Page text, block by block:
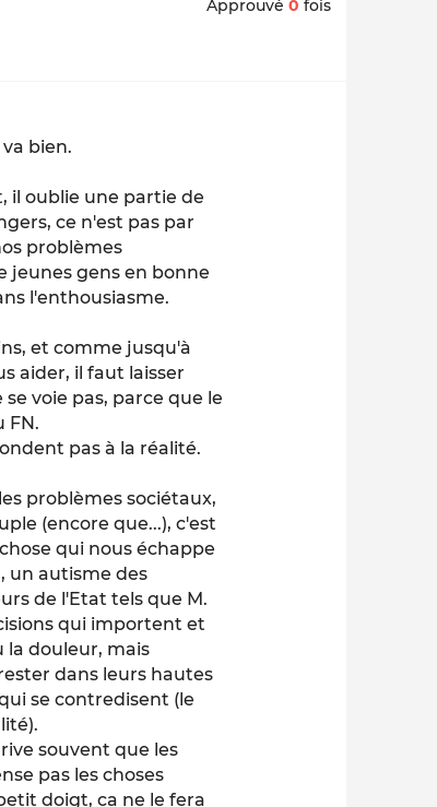
Approuvé 0 fois
bien.
il oublie une partie de
ce n'est pas par
problèmes
jeunes gens en bonne
l'enthousiasme.
et comme jusqu'à
aider, il faut laisser
voie pas, parce que le
FN.
pas à la réalité.
problèmes sociétaux,
(encore que...), c'est
qui nous échappe
un autisme des
de l'Etat tels que M.
qui importent et
la douleur, mais
dans leurs hautes
se contredisent (le
souvent que les
pas les choses
doigt, ça ne le fera